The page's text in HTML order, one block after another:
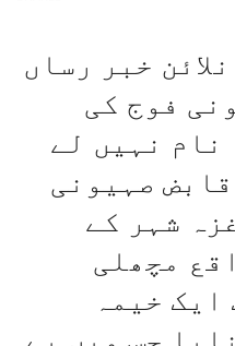
خبر رساں
فوج کی
نام نہیں لے
صہیونی
شہر کے
مچھلی
خیمہ
جس میں بے